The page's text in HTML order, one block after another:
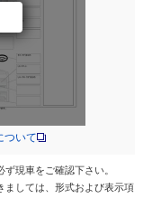
ついて
現車をご確認下さい。
しては、形式および表示項